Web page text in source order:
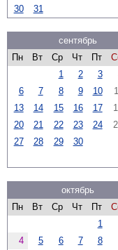
30
31
сентябрь
Пн
Вт Ср Чт Пт
1
2 3
6
7 8 9 10
13
14 15 16 17
20
21 22 23 24
27
28 29 30
октябрь
Пн
Вт Ср Чт Пт
1
4
5 6 7 8